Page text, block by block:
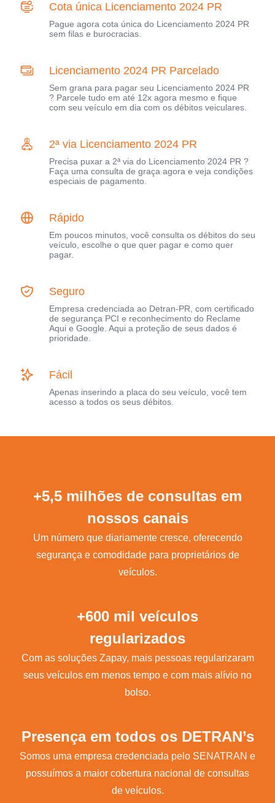
Cota única Licenciamento 2024 PR
Pague agora cota única do Licenciamento 2024 PR
sem filas e burocracias.
Licenciamento 2024 PR Parcelado
Sem grana para pagar seu Licenciamento 2024 PR
? Parcele tudo em até 12x agora mesmo e fique
com seu veículo em dia com os débitos veiculares.
2ª via Licenciamento 2024 PR
Precisa puxar a 2ª via do Licenciamento 2024 PR ?
Faça uma consulta de graça agora e veja condições
especiais de pagamento.
Rápido
Em poucos minutos, você consulta os débitos do seu
veículo, escolhe o que quer pagar e como quer
pagar.
Seguro
Empresa credenciada ao Detran-PR, com certificado
de segurança PCI e reconhecimento do Reclame
Aqui e Google. Aqui a proteção de seus dados é
prioridade.
Fácil
Apenas inserindo a placa do seu veículo, você tem
acesso a todos os seus débitos.
+5,5 milhões de consultas em
nossos canais
Um número que diariamente cresce, oferecendo
segurança e comodidade para proprietários de
veículos.
+600 mil veículos
regularizados
Com as soluções Zapay, mais pessoas regularizaram
seus veículos em menos tempo e com mais alívio no
bolso.
Presença em todos os DETRAN’s
Somos uma empresa credenciada pelo SENATRAN e
possuímos a maior cobertura nacional de consultas
de veículos.